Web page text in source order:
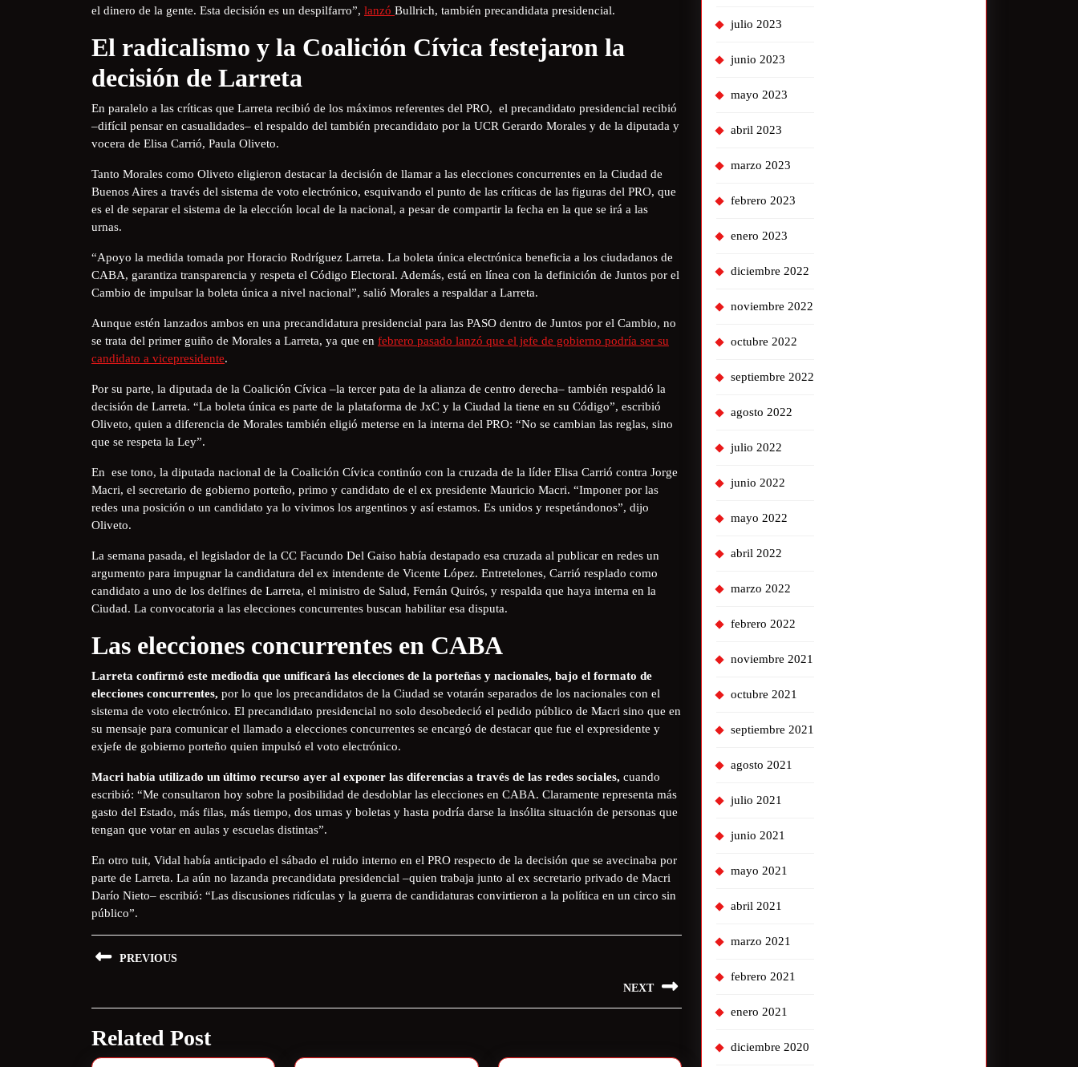
el dinero de la gente. Esta decisión es un despilfarro”, lanzó Bullrich, también precandidata presidencial.
El radicalismo y la Coalición Cívica festejaron la
decisión de Larreta
En paralelo a las críticas que Larreta recibió de los máximos referentes del PRO, el precandidato presidencial recibió
–difícil pensar en casualidades– el respaldo del también precandidato por la UCR Gerardo Morales y de la diputada y
vocera de Elisa Carrió, Paula Oliveto.
Tanto Morales como Oliveto eligieron destacar la decisión de llamar a las elecciones concurrentes en la Ciudad de
Buenos Aires a través del sistema de voto electrónico, esquivando el punto de las críticas de las figuras del PRO, que
es el de separar el sistema de la elección local de la nacional, a pesar de compartir la fecha en la que se irá a las
urnas.
“Apoyo la medida tomada por Horacio Rodríguez Larreta. La boleta única electrónica beneficia a los ciudadanos de
CABA, garantiza transparencia y respeta el Código Electoral. Además, está en línea con la definición de Juntos por el
Cambio de impulsar la boleta única a nivel nacional”, salió Morales a respaldar a Larreta.
Aunque estén lanzados ambos en una precandidatura presidencial para las PASO dentro de Juntos por el Cambio, no
se trata del primer guiño de Morales a Larreta, ya que en febrero pasado lanzó que el jefe de gobierno podría ser su
candidato a vicepresidente.
Por su parte, la diputada de la Coalición Cívica –la tercer pata de la alianza de centro derecha– también respaldó la
decisión de Larreta. “La boleta única es parte de la plataforma de JxC y la Ciudad la tiene en su Código”, escribió
Oliveto, quien a diferencia de Morales también eligió meterse en la interna del PRO: “No se cambian las reglas, sino
que se respeta la Ley”.
En ese tono, la diputada nacional de la Coalición Cívica continúo con la cruzada de la líder Elisa Carrió contra Jorge
Macri, el secretario de gobierno porteño, primo y candidato de el ex presidente Mauricio Macri. “Imponer por las
redes una posición o un candidato ya lo vivimos los argentinos y así estamos. Es unidos y respetándonos”, dijo
Oliveto.
La semana pasada, el legislador de la CC Facundo Del Gaiso había destapado esa cruzada al publicar en redes un
argumento para impugnar la candidatura del ex intendente de Vicente López. Entretelones, Carrió resplado como
candidato a uno de los delfines de Larreta, el ministro de Salud, Fernán Quirós, y respalda que haya interna en la
Ciudad. La convocatoria a las elecciones concurrentes buscan habilitar esa disputa.
Las elecciones concurrentes en CABA
Larreta confirmó este mediodía que unificará las elecciones de la porteñas y nacionales, bajo el formato de
elecciones concurrentes, por lo que los precandidatos de la Ciudad se votarán separados de los nacionales con el
sistema de voto electrónico. El precandidato presidencial no solo desobedeció el pedido público de Macri sino que en
su mensaje para comunicar el llamado a elecciones concurrentes se encargó de destacar que fue el expresidente y
exjefe de gobierno porteño quien impulsó el voto electrónico.
Macri había utilizado un último recurso ayer al exponer las diferencias a través de las redes sociales, cuando
escribió: “Me consultaron hoy sobre la posibilidad de desdoblar las elecciones en CABA. Claramente representa más
gasto del Estado, más filas, más tiempo, dos urnas y boletas y hasta podría darse la insólita situación de personas que
tengan que votar en aulas y escuelas distintas”.
En otro tuit, Vidal había anticipado el sábado el ruido interno en el PRO respecto de la decisión que se avecinaba por
parte de Larreta. La aún no lazanda precandidata presidencial –quien trabaja junto al ex secretario privado de Macri
Darío Nieto– escribió: “Las discusiones ridículas y la guerra de candidaturas convirtieron a la política en un circo sin
público”.
PREVIOUS
NEXT
Related Post
julio 2023
junio 2023
mayo 2023
abril 2023
marzo 2023
febrero 2023
enero 2023
diciembre 2022
noviembre 2022
octubre 2022
septiembre 2022
agosto 2022
julio 2022
junio 2022
mayo 2022
abril 2022
marzo 2022
febrero 2022
noviembre 2021
octubre 2021
septiembre 2021
agosto 2021
julio 2021
junio 2021
mayo 2021
abril 2021
marzo 2021
febrero 2021
enero 2021
diciembre 2020